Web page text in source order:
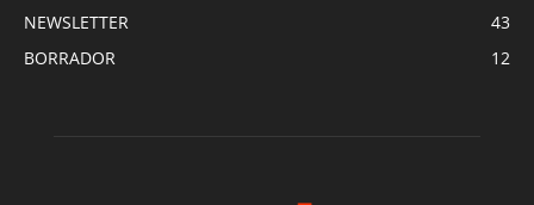
NEWSLETTER
43
BORRADOR
12